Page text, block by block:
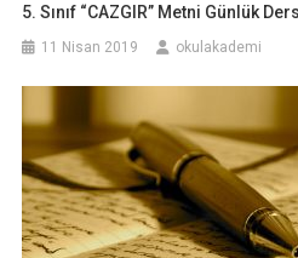
5. Sınıf “CAZGIR” Metni Günlük
11 Nisan 2019 okulakademi